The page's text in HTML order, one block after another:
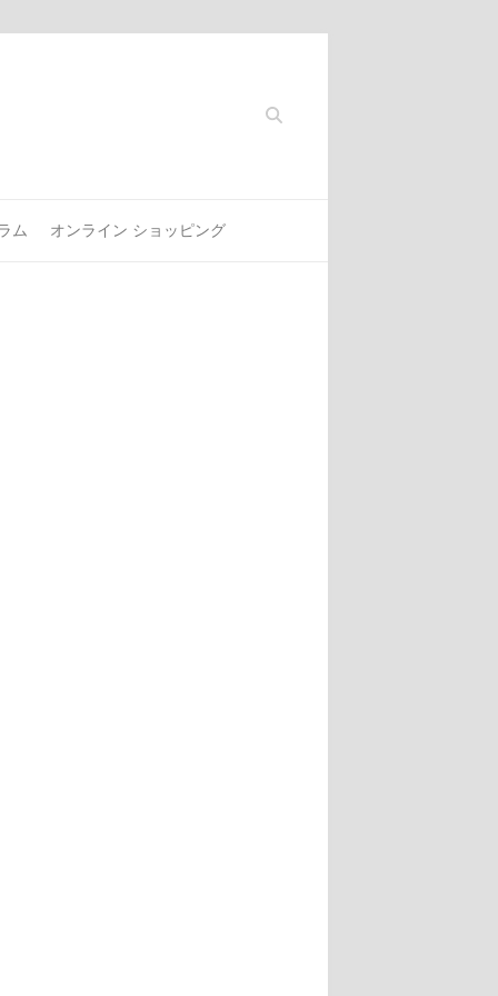
Search
ム オンライン ショッピング